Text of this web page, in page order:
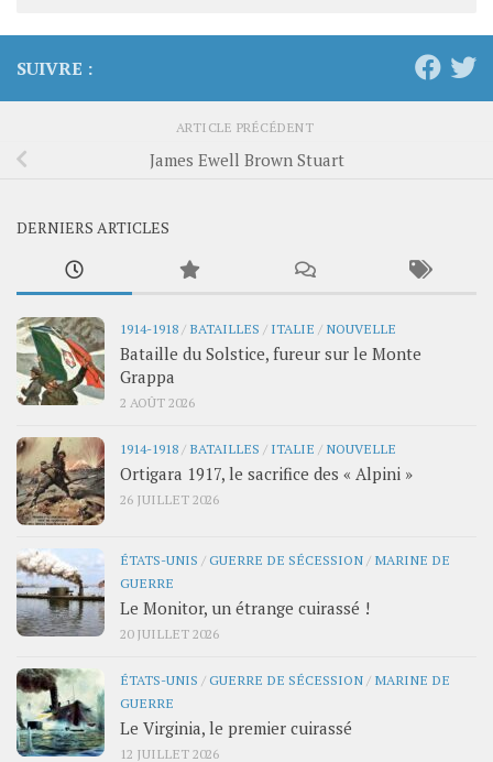
SUIVRE :
ARTICLE PRÉCÉDENT
James Ewell Brown Stuart
DERNIERS ARTICLES
1914-1918 / BATAILLES / ITALIE / NOUVELLE
Bataille du Solstice, fureur sur le Monte
Grappa
2 AOÛT 2026
1914-1918 / BATAILLES / ITALIE / NOUVELLE
Ortigara 1917, le sacrifice des « Alpini »
26 JUILLET 2026
ÉTATS-UNIS /GUERRE DE SÉCESSION / MARINE DE
GUERRE
Le Monitor, un étrange cuirassé !
20 JUILLET 2026
ÉTATS-UNIS /GUERRE DE SÉCESSION / MARINE DE
GUERRE
Le Virginia, le premier cuirassé
12 JUILLET 2026